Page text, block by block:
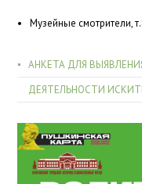
Музейные смотрители,
АНКЕТА ДЛЯ
ДЕЯТЕЛЬНОСТИ